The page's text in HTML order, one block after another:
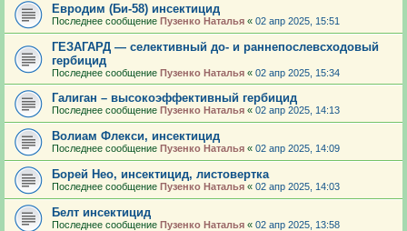
Евродим (Би-58) инсектицид
Последнее сообщение Пузенко Наталья « 02 апр 2025, 15:51
ГЕЗАГАРД — селективный до- и раннепослевсходовый
гербицид
Последнее сообщение Пузенко Наталья « 02 апр 2025, 15:34
Галиган – высокоэффективный гербицид
Последнее сообщение Пузенко Наталья « 02 апр 2025, 14:13
Волиам Флекси, инсектицид
Последнее сообщение Пузенко Наталья « 02 апр 2025, 14:09
Борей Нео, инсектицид, листовертка
Последнее сообщение Пузенко Наталья « 02 апр 2025, 14:03
Белт инсектицид
Последнее сообщение Пузенко Наталья « 02 апр 2025, 13:58